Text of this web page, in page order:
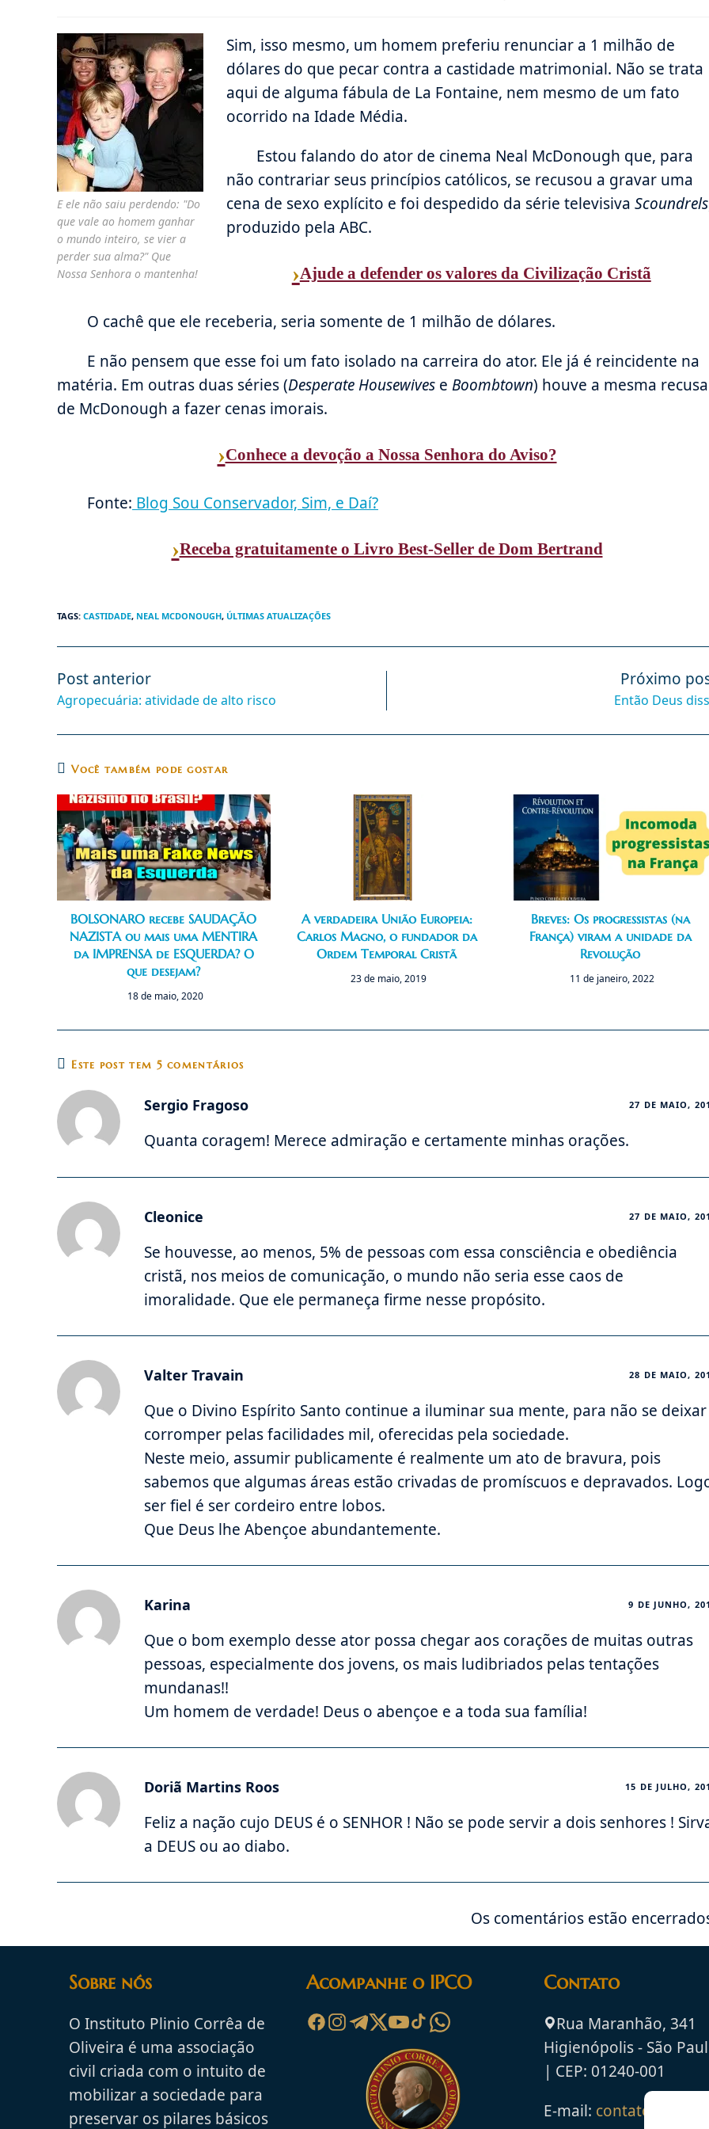
E ele não saiu perdendo: "Do
que vale ao homem ganhar
o mundo inteiro, se vier a
perder sua alma?" Que
Nossa Senhora o mantenha!
Sim, isso mesmo, um homem preferiu renunciar a 1 milhão de
dólares do que pecar contra a castidade matrimonial. Não se trata
aqui de alguma fábula de La Fontaine, nem mesmo de um fato
ocorrido na Idade Média.
Estou falando do ator de cinema Neal McDonough que, para
não contrariar seus princípios católicos, se recusou a gravar uma
cena de sexo explícito e foi despedido da série televisiva Scoundrels
produzido pela ABC.
›Ajude a defender os valores da Civilização Cristã
O cachê que ele receberia, seria somente de 1 milhão de dólares.
E não pensem que esse foi um fato isolado na carreira do ator. Ele já é reincidente na
matéria. Em outras duas séries (Desperate Housewives e Boombtown) houve a mesma recusa
de McDonough a fazer cenas imorais.
›Conhece a devoção a Nossa Senhora do Aviso?
Fonte: Blog Sou Conservador, Sim, e Daí?
›Receba gratuitamente o Livro Best-Seller de Dom Bertrand
TAGS: CASTIDADE, NEAL MCDONOUGH, ÚLTIMAS ATUALIZAÇÕES
Leia
artigos
Post anterior
Agropecuária: atividade de alto risco
Próximo
Então Deus
Você também pode gostar
BOLSONARO recebe SAUDAÇÃO
NAZISTA ou mais uma MENTIRA
da IMPRENSA de ESQUERDA? O
que desejam?
18 de maio, 2020
A verdadeira União Europeia:
Carlos Magno, o fundador da
Ordem Temporal Cristã
23 de maio, 2019
Breves: Os progressistas (na
França) viram a unidade da
Revolução
11 de janeiro, 2022
Este post tem 5 comentários
Sergio Fragoso 27 DE MAIO,
Quanta coragem! Merece admiração e certamente minhas orações.
Cleonice 27 DE MAIO,
Se houvesse, ao menos, 5% de pessoas com essa consciência e obediência
cristã, nos meios de comunicação, o mundo não seria esse caos de
imoralidade. Que ele permaneça firme nesse propósito.
Valter Travain 28 DE MAIO,
Que o Divino Espírito Santo continue a iluminar sua mente, para não se deixar
corromper pelas facilidades mil, oferecidas pela sociedade.
Neste meio, assumir publicamente é realmente um ato de bravura, pois
sabemos que algumas áreas estão crivadas de promíscuos e depravados.
ser fiel é ser cordeiro entre lobos.
Que Deus lhe Abençoe abundantemente.
Karina 9 DE JUNHO,
Que o bom exemplo desse ator possa chegar aos corações de muitas outras
pessoas, especialmente dos jovens, os mais ludibriados pelas tentações
mundanas!!
Um homem de verdade! Deus o abençoe e a toda sua família!
Doriã Martins Roos 15 DE JULHO,
Feliz a nação cujo DEUS é o SENHOR ! Não se pode servir a dois senhores !
a DEUS ou ao diabo.
Os comentários estão
Sobre nós
O Instituto Plinio Corrêa de
Oliveira é uma associação
civil criada com o intuito de
mobilizar a sociedade para
preservar os pilares básicos
Acompanhe o IPCO Contato
Rua Maranhão, 341
Higienópolis - São
| CEP: 01240-001
E-mail: